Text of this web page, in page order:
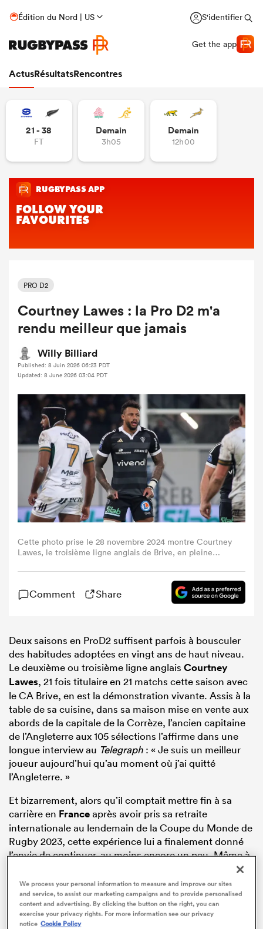
Édition du Nord | US S'identifier
Get the app
ActusRésultatsRencontres
21 - 38
FT
Demain
3h05
Demain
12h00
PRO D2
Courtney Lawes : la Pro D2 m'a
rendu meilleur que jamais
Willy Billiard
Published: 8 Juin 2026 06:23 PDT
Updated: 8 June 2026 03:04 PDT
Cette photo prise le 28 novembre 2024 montre Courtney
Lawes, le troisième ligne anglais de Brive, en pleine
Club Athlétique Brive Corrèze Limousin à l'Union
Sportive Montalbanaise Rugby au stade Amédée-
Domenech, à Brive-la-Gaillarde, dans le centre de la
France.(Photo de DIARMID COURREGES / AFP)
Comment Share
Deux saisons en ProD2 suffisent parfois à bousculer
des habitudes adoptées en vingt ans de haut niveau.
Le deuxième ou troisième ligne anglais Courtney
Lawes, 21 fois titulaire en 21 matchs cette saison avec
le CA Brive, en est la démonstration vivante. Assis à la
table de sa cuisine, dans sa maison mise en vente aux
abords de la capitale de la Corrèze, l’ancien capitaine
de l’Angleterre aux 105 sélections l’affirme dans une
longue interview au Telegraph : « Je suis un meilleur
joueur aujourd’hui qu’au moment où j’ai quitté
l’Angleterre. »
Et bizarrement, alors qu’il comptait mettre fin à sa
carrière en Franceaprès avoir pris sa retraite
internationale au lendemain de la Coupe du Monde de
Rugby 2023, cette expérience lui a finalement donné
l’envie de continuer, au moins encore un peu. Même à
La Pro D2 : un tournoi autrement
plus relevé que la Premiership
We process your personal information to measure and improve our sites
and service, to assist our marketing campaigns and to provide personalised
content and advertising. By clicking the button on the right, you can
exercise your privacy rights. For more information see our privacy
notice Cookie Policy